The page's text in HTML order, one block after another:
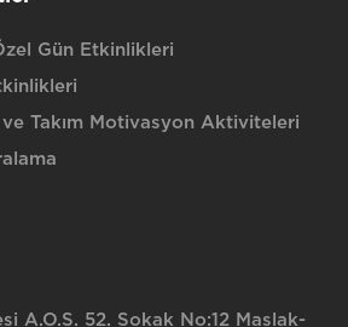
Gün Etkinlikleri
ve Takım Motivasyon Aktiviteleri
A.O.S. 52. Sokak No:12 Maslak-